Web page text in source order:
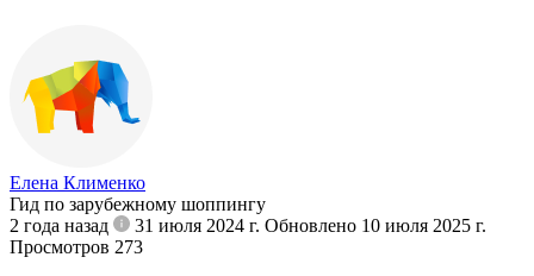
Елена Клименко
Гид по зарубежному шоппингу
2 года назад
31 июля 2024 г. Обновлено 10 июля 2025 г.
Просмотров 273